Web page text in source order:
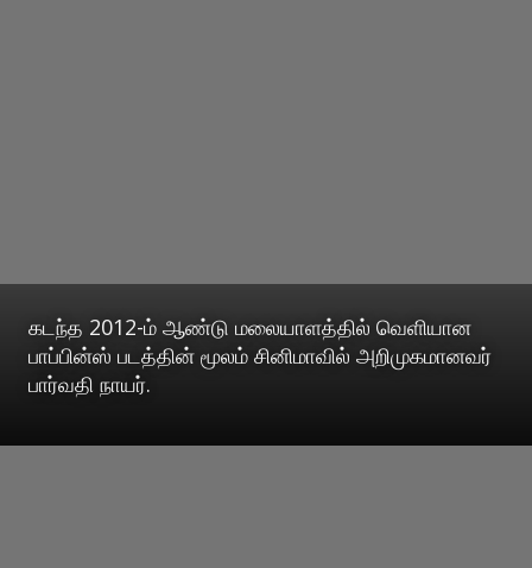
கடந்த 2012-ம் ஆண்டு மலையாளத்தில் வெளியான
பாப்பின்ஸ் படத்தின் மூலம் சினிமாவில் அறிமுகமானவர்
பார்வதி நாயர்.